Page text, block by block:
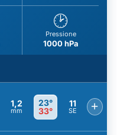
🕑
Pressione
1000 hPa
1,2
mm
23°
33°
11
SE +